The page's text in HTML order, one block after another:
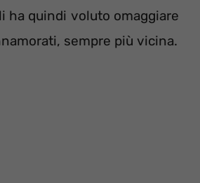
ha quindi voluto omaggiare
sempre più vicina.